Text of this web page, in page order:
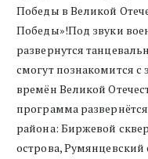
Победы в Великой
Победы»!Под звуки
развернутся
смогут познакомится с
времён Великой
программа
района: Биржевой
острова,